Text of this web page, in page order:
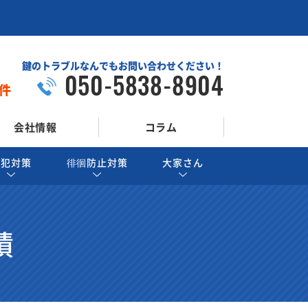
鍵のトラブルなんでもお問い合わせください！
050-5838-8904
会社情報 コラム
対策 徘徊防止対策 大家さん